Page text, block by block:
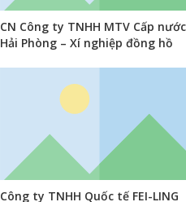
CN Công ty TNHH MTV Cấp nước
Hải Phòng – Xí nghiệp đồng hồ
Công ty TNHH Quốc tế FEI-LING